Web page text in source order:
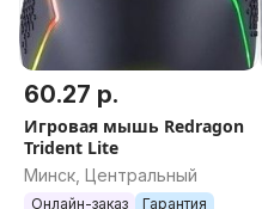
60.27 р.
Игровая мышь Redragon
Trident Lite
Минск, Центральный
Онлайн-заказ Гарантия